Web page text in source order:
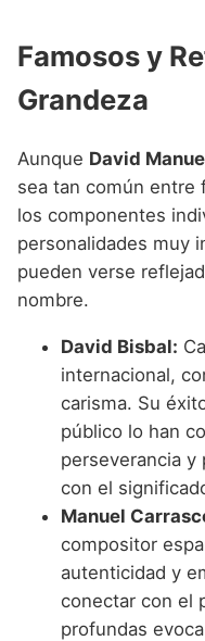
Famosos y
Grandeza
Aunque David
sea tan común entre
los componentes
personalidades muy
pueden verse
nombre.
David Bisbal:
internacional,
carisma. Su
público lo han
perseverancia y
con el
Manuel
compositor
autenticidad y
conectar con el
profundas